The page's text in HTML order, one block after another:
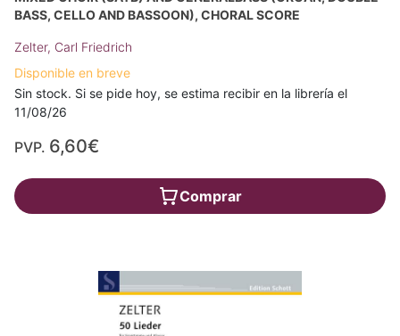
BASS, CELLO AND BASSOON), CHORAL SCORE
Zelter, Carl Friedrich
Disponible en breve
Sin stock. Si se pide hoy, se estima recibir en la librería el
11/08/26
PVP. 6,60€
Comprar